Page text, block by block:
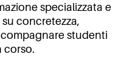
specializzata e
concretezza,
studenti
corso.